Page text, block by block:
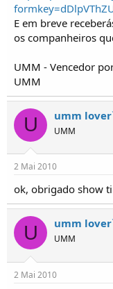
E em breve
os companheiros
UMM - Vencedor
UMM
U umm
UMM
2 Mai 2010
ok, obrigado show
U umm
UMM
2 Mai 2010